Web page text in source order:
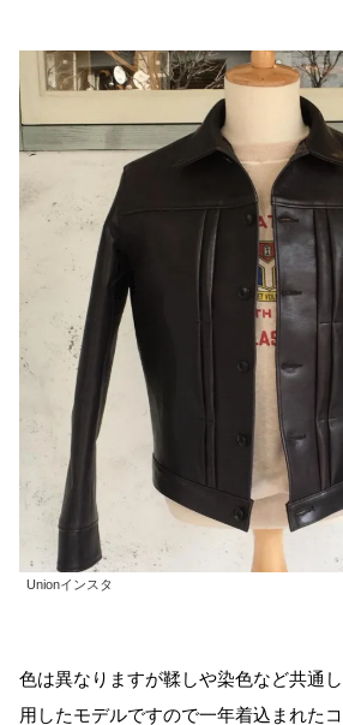
Unionインスタ
色は異なりますが鞣しや染色など共通
用したモデルですので一年着込まれた